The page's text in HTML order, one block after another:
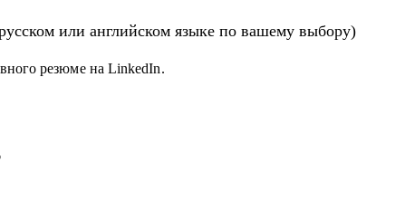
или английском языке по вашему выбору)
резюме на LinkedIn.